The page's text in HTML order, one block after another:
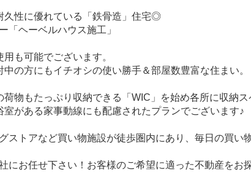
久性に優れている「鉄骨造」住宅◎
「ヘーベルハウス施工」
も可能でございます。
の方にもイチオシの使い勝手＆部屋数豊富な住まい。
荷物もたっぷり収納できる「WIC」を始め各所に収納
室がある家事動線にも配慮されたプランでございます♪
ストアなど買い物施設が徒歩圏内にあり、毎日の買
にお任せ下さい！お客様のご希望に適った不動産をお